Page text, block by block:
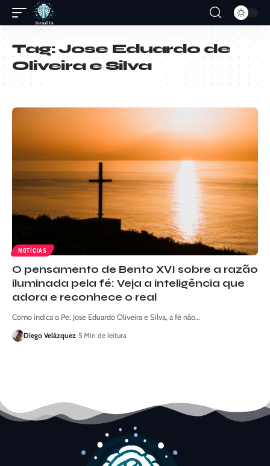
Tag:Jose Eduardo de
Oliveira e Silva
NOTÍCIAS
O pensamento de Bento XVI sobre a razão
iluminada pela fé: Veja a inteligência que
adora e reconhece o real
Como indica o Pe. Jose Eduardo Oliveira e Silva, a fé não…
Diego Velázquez 5 Min de leitura